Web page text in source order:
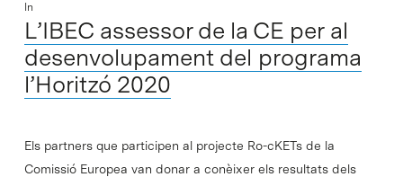
In
L’IBEC assessor de la CE per al
desenvolupament del programa
l’Horitzó 2020
Els partners que participen al projecte Ro-cKETs de la
Comissió Europea van donar a conèixer els resultats dels